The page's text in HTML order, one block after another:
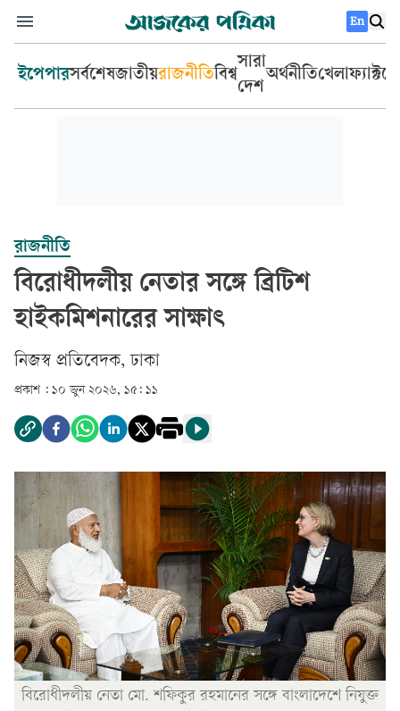
En
ইপেপারসর্বশেষজাতীয়রাজনীতিবিশ্ব
সারা
দেশ
অর্থনীতিখেলা
রাজনীতি
বিরোধীদলীয় নেতার সঙ্গে ব্রিটিশ
হাইকমিশনারের সাক্ষাৎ
‎নিজস্ব প্রতিবেদক, ঢাকা‎
প্রকাশ : ১০ জুন ২০২৬, ১৫: ১১
বিরোধীদলীয় নেতা মো. শফিকুর রহমানের সঙ্গে বাংলাদেশে নিযুক্ত